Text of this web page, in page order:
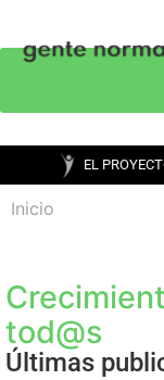
EL
Inicio
tod@s
Últimas